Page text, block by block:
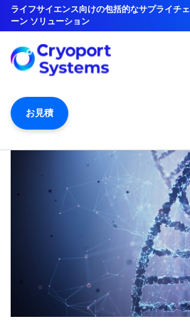
ライフサイエンス向けの包括的なサプライチェ
ーン ソリューション
お見積